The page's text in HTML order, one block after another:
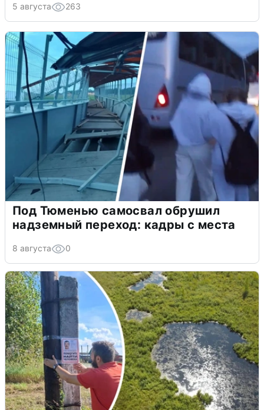
5 августа 263
Под Тюменью самосвал обрушил
надземный переход: кадры с места
8 августа 0